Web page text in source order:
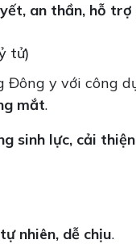
an thần, hỗ
tử)
Đông y với công
mắt.
sinh lực, cải
nhiên, dễ chịu.